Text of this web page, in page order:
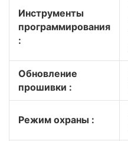
Инструменты
программирования
:
Обновление
прошивки :
Режим охраны :